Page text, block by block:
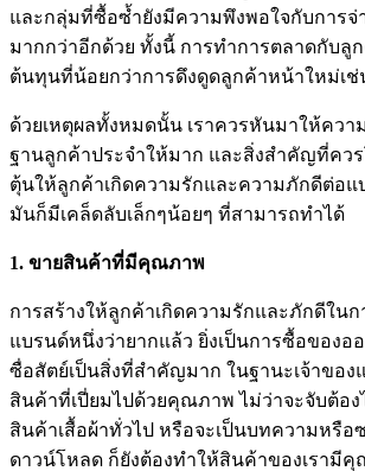
และกลุ่มที่ซื้อซ้ำยังมีความพึงพอใจกับการจ่
มากกว่าอีกด้วย ทั้งนี้ การทำการตลาดกับลู
ต้นทุนที่น้อยกว่าการดึงดูดลูกค้าหน้าใหม่เ
ด้วยเหตุผลทั้งหมดนั้น เราควรหันมาให้ควา
ฐานลูกค้าประจำให้มาก และสิ่งสำคัญที่คว
ตุ้นให้ลูกค้าเกิดความรักและความภักดีต่อแ
มันก็มีเคล็ดลับเล็กๆน้อยๆ ที่สามารถทำได้
1. ขายสินค้าที่มีคุณภาพ
การสร้างให้ลูกค้าเกิดความรักและภักดีใน
แบรนด์หนึ่งว่ายากแล้ว ยิ่งเป็นการซื้อของอ
ซื่อสัตย์เป็นสิ่งที่สำคัญมาก ในฐานะเจ้าขอ
สินค้าที่เปี่ยมไปด้วยคุณภาพ ไม่ว่าจะจับต้อง
สินค้าเสื้อผ้าทั่วไป หรือจะเป็นบทความหรือ
ดาวน์โหลด ก็ยังต้องทำให้สินค้าของเรามี